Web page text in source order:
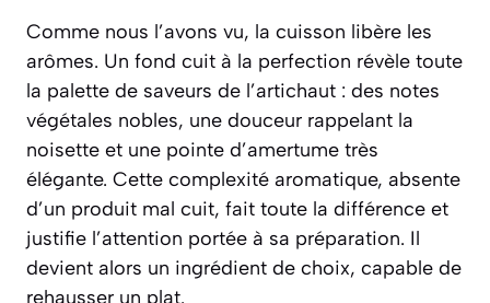
Comme nous l’avons vu, la cuisson libère les
arômes. Un fond cuit à la perfection révèle toute
la palette de saveurs de l’artichaut : des notes
végétales nobles, une douceur rappelant la
noisette et une pointe d’amertume très
élégante. Cette complexité aromatique, absente
d’un produit mal cuit, fait toute la différence et
justifie l’attention portée à sa préparation. Il
devient alors un ingrédient de choix, capable de
rehausser un plat.